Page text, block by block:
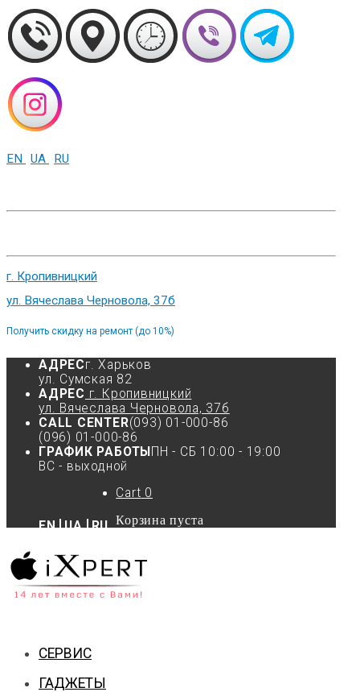
EN UA RU
г. Кропивницкий
ул. Вячеслава Черновола, 37б
Получить скидку на ремонт (до 10%)
АДРЕСг. Харьков
ул. Сумская 82
АДРЕС г. Кропивницкий
ул. Вячеслава Черновола, 37б
CALL CENTER(093) 01-000-86
(096) 01-000-86
ГРАФИК РАБОТЫ ПН - СБ 10:00 - 19:00
ВС - выходной
EN UA RU
Cart 0
Корзина пуста
СЕРВИС
ГАДЖЕТЫ